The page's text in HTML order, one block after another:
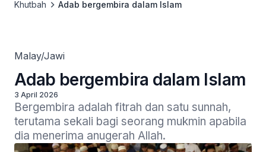
Khutbah
Adab bergembira dalam Islam
Malay/Jawi
Adab bergembira dalam Islam
3 April 2026
Bergembira adalah fitrah dan satu sunnah,
terutama sekali bagi seorang mukmin apabila
dia menerima anugerah Allah.